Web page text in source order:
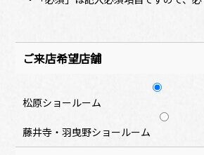
ご来店希望店舗
松原ショールーム
藤井寺・羽曳野ショールーム